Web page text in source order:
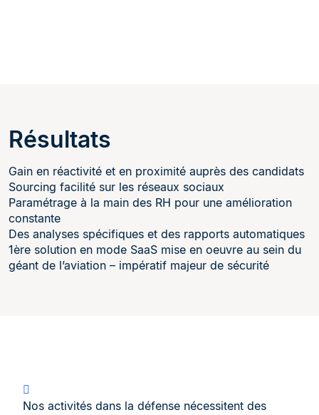
Résultats
Gain en réactivité et en proximité auprès des candidats
Sourcing facilité sur les réseaux sociaux
Paramétrage à la main des RH pour une amélioration
constante
Des analyses spécifiques et des rapports automatiques
1ère solution en mode SaaS mise en oeuvre au sein du
géant de l’aviation – impératif majeur de sécurité
Nos activités dans la défense nécessitent des